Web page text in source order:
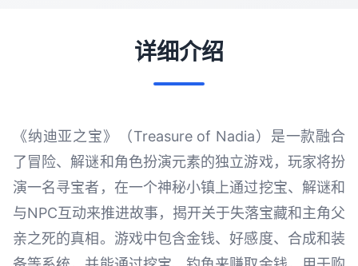
详细介绍
《纳迪亚之宝》（Treasure of Nadia）是一款融合
了冒险、解谜和角色扮演元素的独立游戏，玩家将扮
演一名寻宝者，在一个神秘小镇上通过挖宝、解谜和
与NPC互动来推进故事，揭开关于失落宝藏和主角父
亲之死的真相。游戏中包含金钱、好感度、合成和装